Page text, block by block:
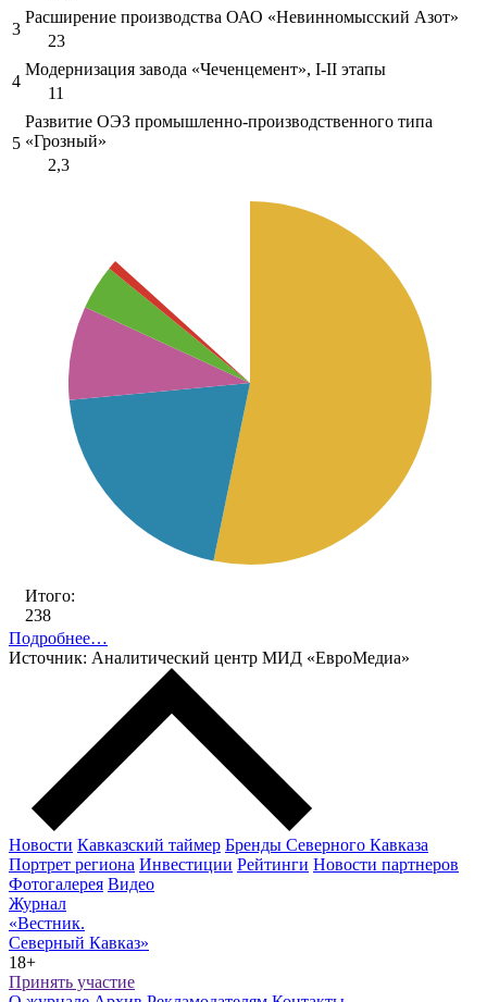
3
Расширение производства ОАО «Невинномысский Азот»
23
4
Модернизация завода «Чеченцемент», I-II этапы
11
5
Развитие ОЭЗ промышленно-производственного типа
«Грозный»
2,3
Итого:
238
Подробнее…
Источник: Аналитический центр МИД «ЕвроМедиа»
Новости Кавказский таймер Бренды Северного Кавказа
Портрет региона Инвестиции Рейтинги Новости партнеров
Фотогалерея Видео
Журнал
«Вестник.
Северный Кавказ»
18+
Принять участие